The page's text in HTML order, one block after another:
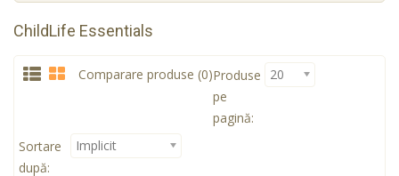
ChildLife Essentials
Comparare produse (0)Produse
pe
pagină:
20
Sortare
după:
Implicit